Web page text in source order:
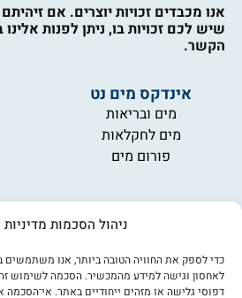
ניהול הסכמות
לאחסון וגישה למידע מהמכשיר. הסכמה לשימוש
דפוסי גלישה או מזהים ייחודיים באתר. אי־הסכמה
אנו מכבדים זכויות יוצרים. אם
שיש לכם זכויות בו, ניתן לפנות
הקשר.
אינדקס מים נט
מים ובריאות
מים לחקלאות
פורום מים
מידע
תקנון
הרשמה
פרסמו